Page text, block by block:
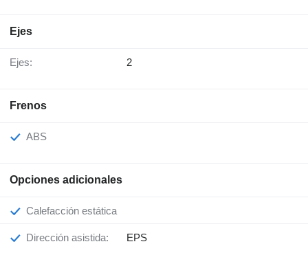
Ejes
Ejes: 2
Frenos
ABS
Opciones adicionales
Calefacción estática
Dirección asistida: EPS